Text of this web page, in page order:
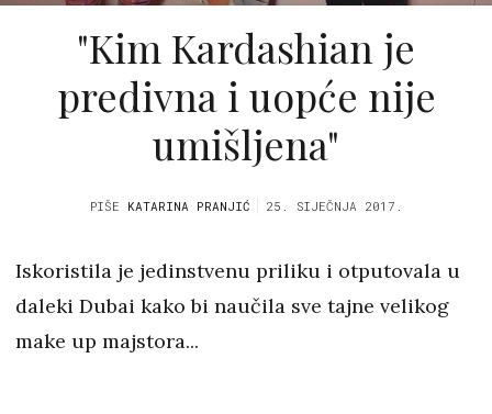
"Kim Kardashian je
predivna i uopće nije
umišljena"
PIŠE KATARINA PRANJIĆ 25. SIJEČNJA 2017.
Iskoristila je jedinstvenu priliku i otputovala u
daleki Dubai kako bi naučila sve tajne velikog
make up majstora...